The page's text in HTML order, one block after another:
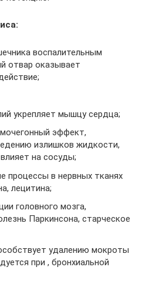
воспалительным
отвар оказывает
укрепляет мышцу сердца;
эффект,
излишков жидкости,
на сосуды;
процессы в нервных тканях
лецитина;
головного мозга,
Паркинсона, старческое
удалению мокроты
при , бронхиальной